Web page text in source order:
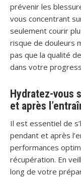
prévenir les
vous concentrant
seulement courir
risque de douleurs
pas que la qualité
dans votre
Hydratez-vous
et après
Il est essentiel de
pendant et après
performances
récupération. En
long de votre